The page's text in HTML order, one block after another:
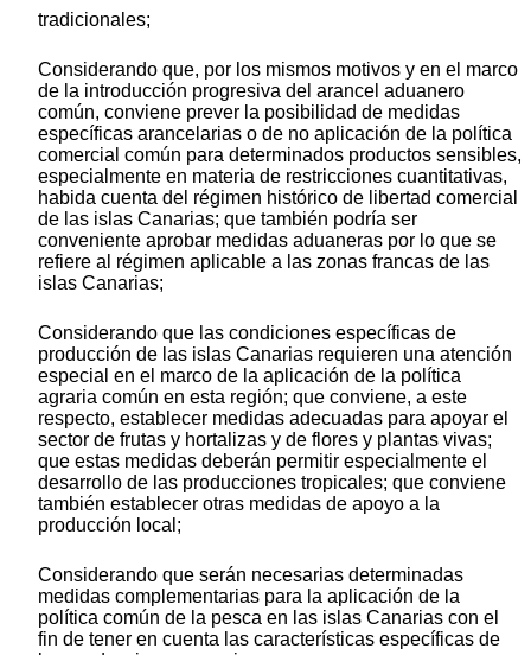
tradicionales;
Considerando que, por los mismos motivos y en el marco
de la introducción progresiva del arancel aduanero
común, conviene prever la posibilidad de medidas
específicas arancelarias o de no aplicación de la política
comercial común para determinados productos sensibles,
especialmente en materia de restricciones cuantitativas,
habida cuenta del régimen histórico de libertad comercial
de las islas Canarias; que también podría ser
conveniente aprobar medidas aduaneras por lo que se
refiere al régimen aplicable a las zonas francas de las
islas Canarias;
Considerando que las condiciones específicas de
producción de las islas Canarias requieren una atención
especial en el marco de la aplicación de la política
agraria común en esta región; que conviene, a este
respecto, establecer medidas adecuadas para apoyar el
sector de frutas y hortalizas y de flores y plantas vivas;
que estas medidas deberán permitir especialmente el
desarrollo de las producciones tropicales; que conviene
también establecer otras medidas de apoyo a la
producción local;
Considerando que serán necesarias determinadas
medidas complementarias para la aplicación de la
política común de la pesca en las islas Canarias con el
fin de tener en cuenta las características específicas de